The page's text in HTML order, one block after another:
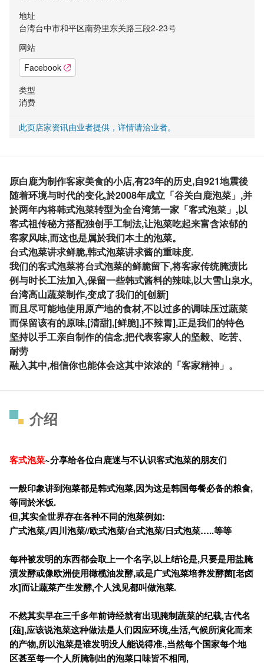
地址
台湾台中市和平区南势里东关路三段2-23号
网站
Facebook
类型
消费
此页店家资讯由业者提供，详情请洽业者。
原白鹿为制作客家美食的小店,有23年的历史,自921地震後
随着环境与时代的变化,於2008年成立「谷关白鹿泡菜」,并
於两年内将韩式泡菜转型为全台湾第一家「客式泡菜」,以
客式祖传秘方搭配独创手工制法,让泡菜吃起来富含浓郁的
客家风味,而这也是属於我们本土的泡菜。
台式泡菜讲求鲜脆,韩式泡菜讲求酱的重味度.
我们的客式泡菜将台式泡菜的鲜脆留下,将客家传统腌渍比
例与时长工法加入,保留一些韩式酱料的辣味,以大雪山泉水,
台湾高山蔬菜制作,变成了我们的[创新]
而且尽可能地使用原产地的食材,不以过多的调味压过蔬菜
而保留该有的原味,[清甜],[鲜脆],]不辣胃],正是我们的特色
坚持以手工亲自制作的信念,把代表客家人的坚毅、吃苦、
耐劳
融入其中,相信你也能体会这其中浓浓的「客家精神」。
介绍
客式泡菜~分享给各位白鹿迷与不认识客式泡菜的朋友们
一般印象讲到泡菜都是韩式泡菜,因为这是韩国每餐必备的粮食,
等同於米饭.
但,其实全世界存在各种不同的泡菜例如:
广式泡菜,/四川泡菜//欧式泡菜/台式泡菜/日式泡菜…..等等
每种被发明的东西都会取上一个名字,以上结论是,只要是用盐腌
渍发酵或像欧洲使用橄榄油发酵,或是广式泡菜培养发酵菌[老卤
水]而让蔬菜产生发酵,个人浅见都叫做泡菜.
不然其实早在三千多年前诗经就有出现腌制蔬菜的纪载,古代名
[葅],应该说泡菜这种做法是人们因应环境,生活,气候所演化而来
的产物,所以泡菜是谁发明没人能说得准.,当然每个国家每个地
区甚至每一个人所腌制出的泡菜口味皆不相同,